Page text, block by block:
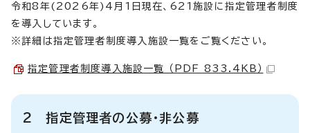
令和8年(2026年)4月1日現在、621施設に指定管理者制度
を導入しています。
※詳細は指定管理者制度導入施設一覧をご覧ください。
指定管理者制度導入施設一覧 （PDF 833.4KB）
2 指定管理者の公募・非公募